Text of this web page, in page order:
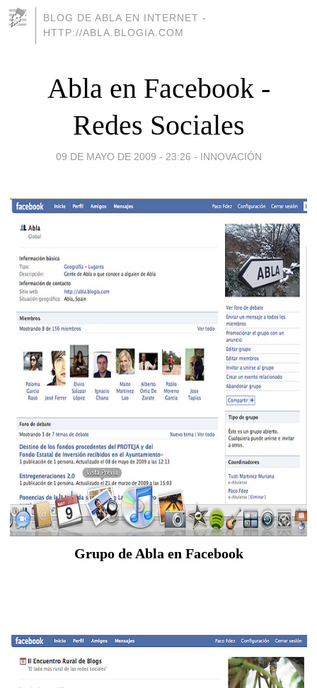
BLOG DE ABLA EN INTERNET -
HTTP://ABLA.BLOGIA.COM
Abla en Facebook -
Redes Sociales
09 DE MAYO DE 2009 - 23:26 - INNOVACIÓN
Grupo de Abla en Facebook